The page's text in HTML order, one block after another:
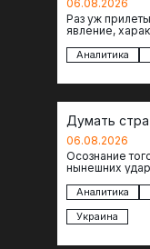
06.08.2026
Раз уж
явление,
Аналитика
Думать
06.08.2026
Осознание
нынешних
— повод
Аналитика
Украина